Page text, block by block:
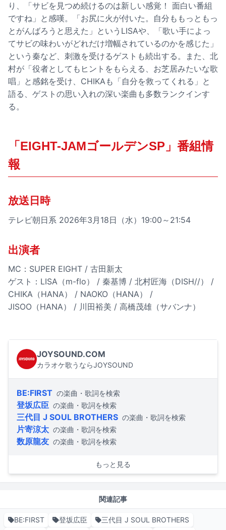
り、「サビを見つめ続けるのは新しい感覚！ 面白い番組
ですね」と感嘆。「お尻に火が付いた。自分ももっともっ
とがんばろうと思えた」というLISAや、「歌い手によっ
てサビの味わいがどれだけ増幅されているのかを感じた」
という秦など、刺激を受けるゲストも続出する。また、北
村が「役者としてもヒントをもらえる、お芝居みたいな歌
唱」と感銘を受け、CHIKAも「自分を救ってくれる」と
語る、ゲストの思い入れの深い楽曲も多数ランクインす
る。
「EIGHT-JAMゴールデンSP」番組情
報
放送日時
テレビ朝日系 2026年3月18日（水）19:00～21:54
出演者
MC：SUPER EIGHT / 古田新太
ゲスト：LISA（m-flo） / 秦基博 / 北村匠海（DISH//） /
CHIKA（HANA） / NAOKO（HANA） /
JISOO（HANA） / 川田裕美 / 高橋茂雄（サバンナ）
JOYSOUND.COM
カラオケ歌うならJOYSOUND
BE:FIRST の楽曲・歌詞を検索
登坂広臣 の楽曲・歌詞を検索
三代目 J SOUL BROTHERS の楽曲・歌詞を検索
片寄涼太 の楽曲・歌詞を検索
数原龍友 の楽曲・歌詞を検索
もっと見る
関連記事
BE:FIRST 登坂広臣
三代目 J SOUL BROTHERS